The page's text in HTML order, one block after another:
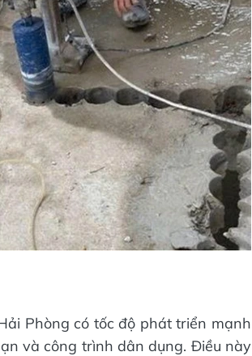
Phòng có tốc độ phát triển mạnh
và công trình dân dụng. Điều này